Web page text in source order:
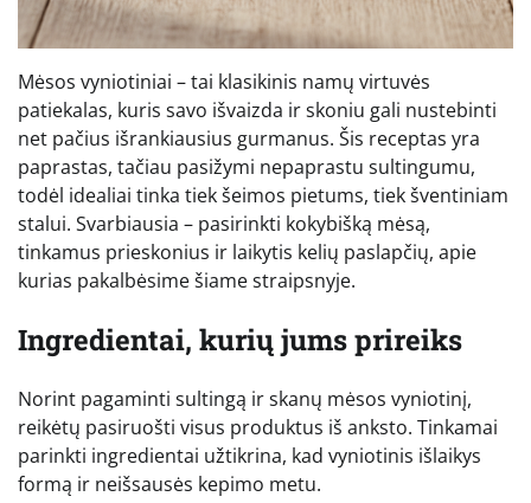
Mėsos vyniotiniai – tai klasikinis namų virtuvės
patiekalas, kuris savo išvaizda ir skoniu gali nustebinti
net pačius išrankiausius gurmanus. Šis receptas yra
paprastas, tačiau pasižymi nepaprastu sultingumu,
todėl idealiai tinka tiek šeimos pietums, tiek šventiniam
stalui. Svarbiausia – pasirinkti kokybišką mėsą,
tinkamus prieskonius ir laikytis kelių paslapčių, apie
kurias pakalbėsime šiame straipsnyje.
Ingredientai, kurių jums prireiks
Norint pagaminti sultingą ir skanų mėsos vyniotinį,
reikėtų pasiruošti visus produktus iš anksto. Tinkamai
parinkti ingredientai užtikrina, kad vyniotinis išlaikys
formą ir neišsausės kepimo metu.